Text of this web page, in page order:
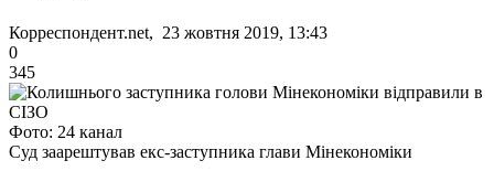
Корреспондент.net, 23 жовтня 2019, 13:43
0
345
Фото: 24 канал
Суд заарештував екс-заступника глави Мінекономіки